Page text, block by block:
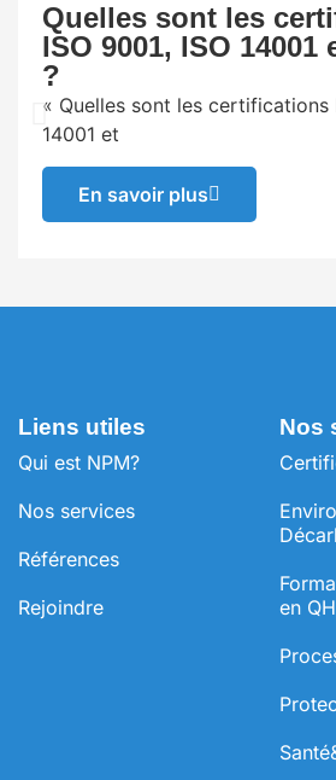
Quelles sont les
ISO 9001, ISO 14001
?
« Quelles sont les certifications
14001 et
En savoir plus
Liens utiles
Qui est NPM?
Nos services
Références
Rejoindre
Nos
en